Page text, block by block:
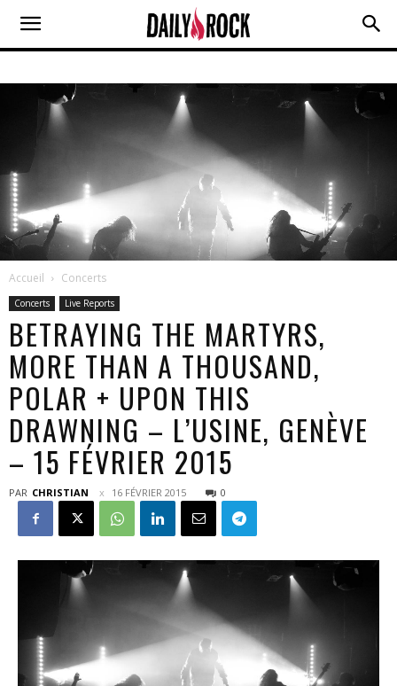
Accueil Concerts
Concerts Live Reports
BETRAYING THE MARTYRS,
MORE THAN A THOUSAND,
POLAR + UPON THIS
DRAWNING – L’USINE, GENÈVE
– 15 FÉVRIER 2015
PAR CHRISTIAN 16 FÉVRIER 2015 0